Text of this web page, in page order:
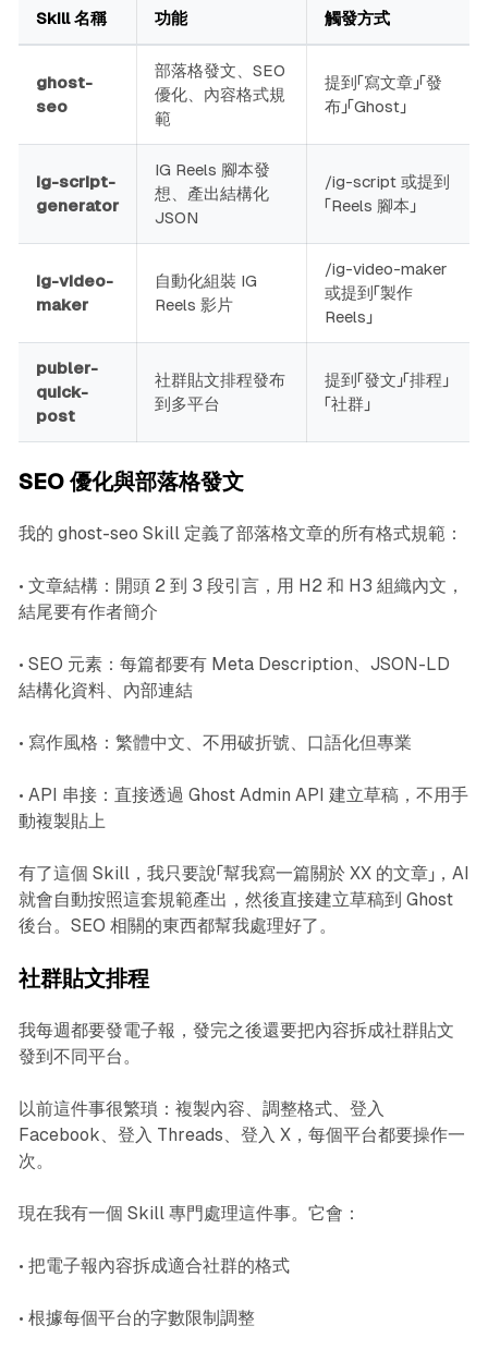
Skill 名稱 功能 觸發方式
ghost-
seo
部落格發文、SEO
優化、內容格式規
範
提到「寫文章」「發
布」「Ghost」
ig-script-
generator
IG Reels 腳本發
想、產出結構化
JSON
/ig-script 或提到
「Reels 腳本」
ig-video-
maker
自動化組裝 IG
Reels 影片
/ig-video-maker
或提到「製作
Reels」
publer-
quick-
post
社群貼文排程發布
到多平台
提到「發文」「排程」
「社群」
SEO 優化與部落格發文
我的 ghost-seo Skill 定義了部落格文章的所有格式規範：
• 文章結構：開頭 2 到 3 段引言，用 H2 和 H3 組織內文，
結尾要有作者簡介
• SEO 元素：每篇都要有 Meta Description、JSON-LD
結構化資料、內部連結
• 寫作風格：繁體中文、不用破折號、口語化但專業
• API 串接：直接透過 Ghost Admin API 建立草稿，不用手
動複製貼上
有了這個 Skill，我只要說「幫我寫一篇關於 XX 的文章」，AI
就會自動按照這套規範產出，然後直接建立草稿到 Ghost
後台。SEO 相關的東西都幫我處理好了。
社群貼文排程
我每週都要發電子報，發完之後還要把內容拆成社群貼文
發到不同平台。
以前這件事很繁瑣：複製內容、調整格式、登入
Facebook、登入 Threads、登入 X，每個平台都要操作一
次。
現在我有一個 Skill 專門處理這件事。它會：
• 把電子報內容拆成適合社群的格式
• 根據每個平台的字數限制調整